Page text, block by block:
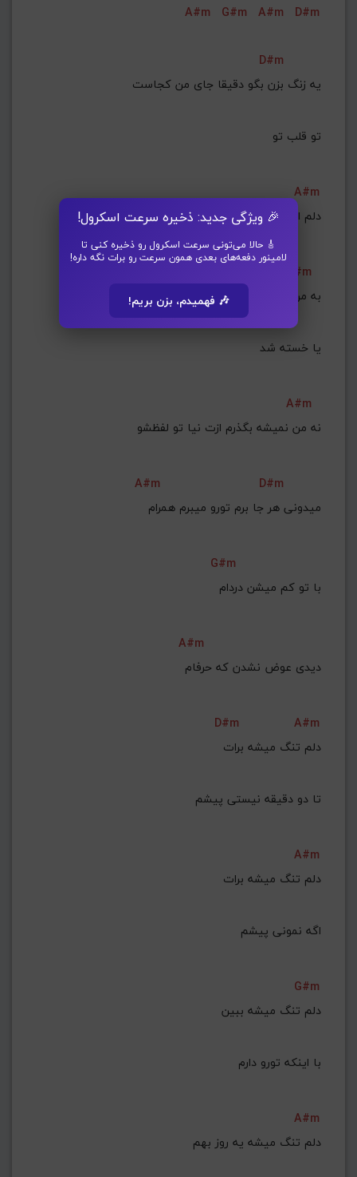
🎉 ویژگی جدید: ذخیره سرعت اسکرول!
🎸 حالا می‌تونی سرعت اسکرول رو ذخیره کنی تا
لامینور دفعه‌های بعدی همون سرعت رو برات نگه داره!
🎶 فهمیدم، بزن بریم!
A#m G#m A#m D#m
D#m
تو قلب تو
A#m
دلم ازت جدا نمیشه نه نزن تو حرفشو
G#m
یا خسته شد
A#m
نه من نمیشه بگذرم ازت نیا تو لفظشو
A#m
D#m
میدونی هر جا برم تورو میبرم همرام
G#m
A#m
دیدی عوض نشدن که حرفام
D#m
A#m
تا دو دقیقه نیستی پیشم
A#m
دلم تنگ میشه برات
G#m
دلم تنگ میشه ببین
با اینکه تورو دارم
A#m